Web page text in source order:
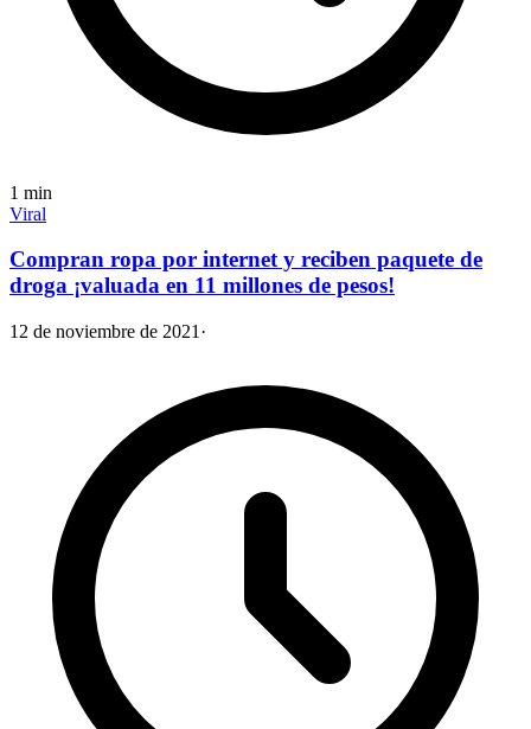
1 min
Viral
Compran ropa por internet y reciben paquete de
droga ¡valuada en 11 millones de pesos!
12 de noviembre de 2021 ·